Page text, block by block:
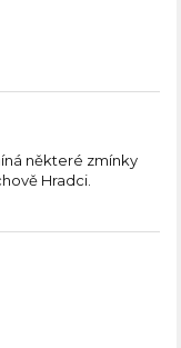
některé zmínky
Hradci.